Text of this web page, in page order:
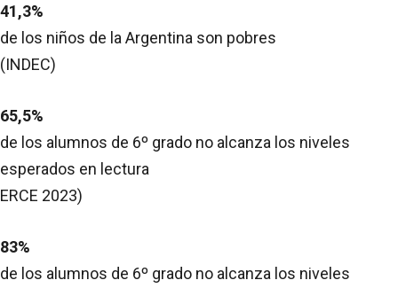
41,3%
de los niños de la Argentina son pobres
(INDEC)
65,5%
de los alumnos de 6º grado no alcanza los niveles
esperados en lectura
ERCE 2023)
83%
de los alumnos de 6º grado no alcanza los niveles